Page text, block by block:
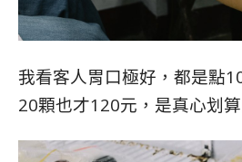
我看客人胃口極好，都是點
20顆也才120元，是真心划算